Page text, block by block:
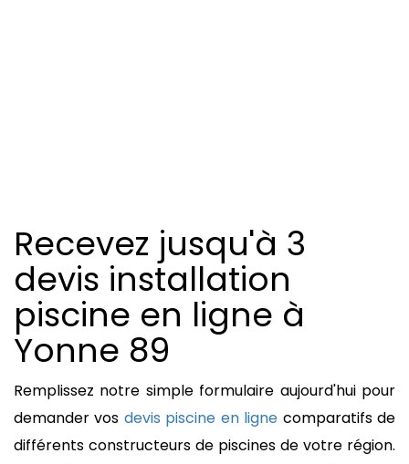
Recevez jusqu'à 3
devis installation
piscine en ligne à
Yonne 89
Remplissez notre simple formulaire aujourd'hui pour
demander vos devis piscine en ligne comparatifs de
différents constructeurs de piscines de votre région.